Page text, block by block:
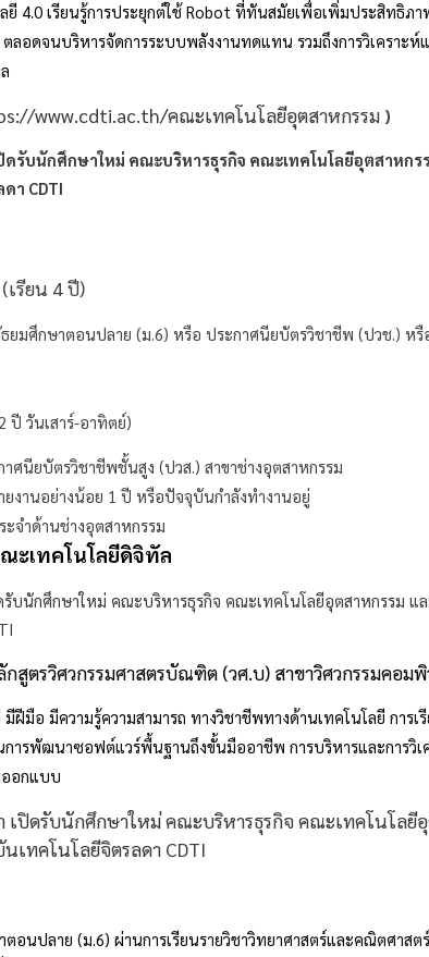
ยี 4.0 เรียนรู้การประยุกต์ใช้ Robot ที่ทันสมัยเพื่อเพิ่มประสิทธิภ
ตลอดจนบริหารจัดการระบบพลังงานทดแทน รวมถึงการวิเครา
www.cdti.ac.th/คณะเทคโนโลยีอุตสาหกรรม )
เรียน 4 ปี)
ธยมศึกษาตอนปลาย (ม.6) หรือ ประกาศนียบัตรวิชาชีพ (ปวช.) หรื
ปี วันเสาร์-อาทิตย์)
าศนียบัตรวิชาชีพชั้นสูง (ปวส.) สาขาช่างอุตสาหกรรม
งานอย่างน้อย 1 ปี หรือปัจจุบันกำลังทำงานอยู่
จำด้านช่างอุตสาหกรรม
ะเทคโนโลยีดิจิทัล
สูตรวิศวกรรมศาสตรบัณฑิต (วศ.บ) สาขาวิศวกรรมคอมพิ
มือ มีความรู้ความสามารถ ทางวิชาชีพทางด้านเทคโนโลยี การเ
การพัฒนาซอฟต์แวร์พื้นฐานถึงขั้นมืออาชีพ การบริหารและการวิ
อกแบบ
ตอนปลาย (ม.6) ผ่านการเรียนรายวิชาวิทยาศาสตร์และคณิตศาส